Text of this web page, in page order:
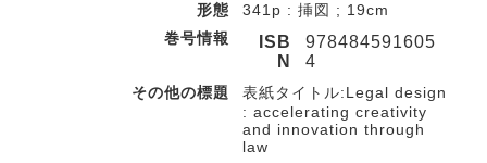
形態
341p : 挿図 ; 19cm
巻号情報
ISB
N
978484591605
4
その他の標題
表紙タイトル:Legal design
: accelerating creativity
and innovation through
law